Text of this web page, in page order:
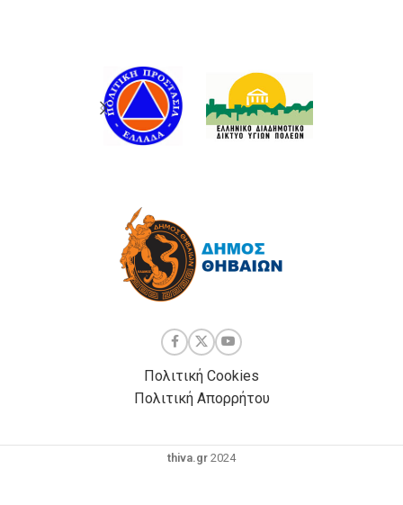
Πολιτική Cookies
Πολιτική Απορρήτου
thiva.gr 2024